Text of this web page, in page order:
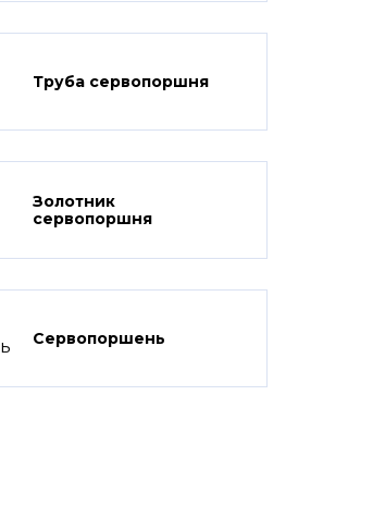
Труба сервопоршня
Золотник
сервопоршня
Сервопоршень